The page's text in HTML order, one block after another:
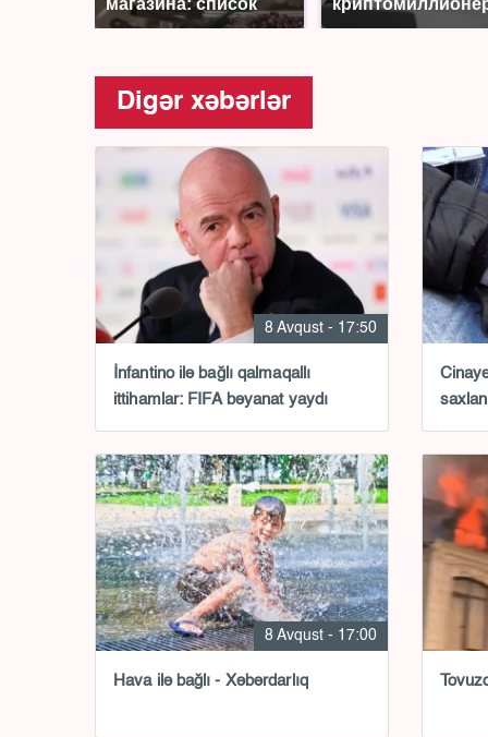
магазина: список
Digər xəbərlər
8 Avqust - 17:50
İnfantino ilə bağlı qalmaqallı
ittihamlar: FIFA bəyanat yaydı
8 Avqust - 17:00
Hava ilə bağlı - Xəbərdarlıq